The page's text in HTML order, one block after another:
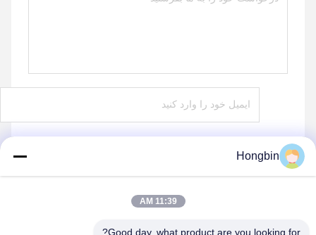
Hongbin
11:39 AM
Good day, what product are you looking for?